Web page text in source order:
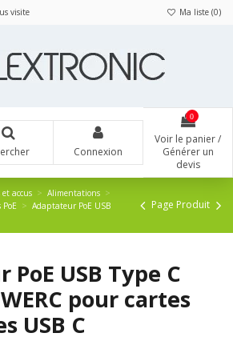
visite Ma liste (0)
Connexion
0
Voir le panier /
Générer un
devis
accus
Alimentations
Adaptateur PoE USB
Page Produit
USB Type C
pour cartes
USB C